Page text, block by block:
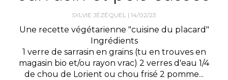
SYLVIE JÉZÉQUEL 14/02/23
Une recette végétarienne "cuisine du placard"
Ingrédients
1 verre de sarrasin en grains (tu en trouves en
magasin bio et/ou rayon vrac) 2 verres d'eau 1/4
de chou de Lorient ou chou frisé 2 pomme...